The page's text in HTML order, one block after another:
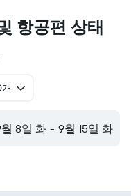
항공편 상태
8일 화 - 9월 15일 화